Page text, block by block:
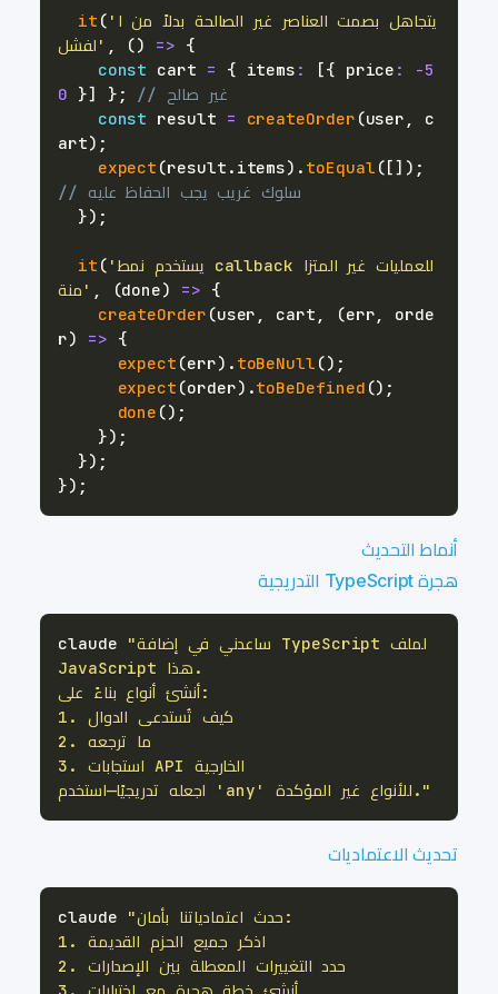
it ( 'يتجاهل بصمت العناصر غير الصالحة بدلاً من ا
لفشل' , () => {
const cart = { items : [{ price : -5
0 }] } ;
// غير صالح
const result = createOrder (user ,
c
art) ;
expect (result . items) . toEqual ([] ) ;
// سلوك غريب يجب الحفاظ عليه
}) ;
it ( 'يستخدم نمط callback للعمليات غير المتزا
منة' , (done) => {
createOrder (user , cart , (err,
orde
r) => {
expect (err) . toBeNull () ;
expect (order) .toBeDefined () ;
done () ;
}) ;
}) ;
}) ;
أنماط التحديث
هجرة TypeScript التدريجية
claude "ساعدني في إضافة TypeScript لملف
اجعله تدريجيًا—استخدم 'any' للأنواع غير المؤكدة."
تحديث الاعتماديات
claude